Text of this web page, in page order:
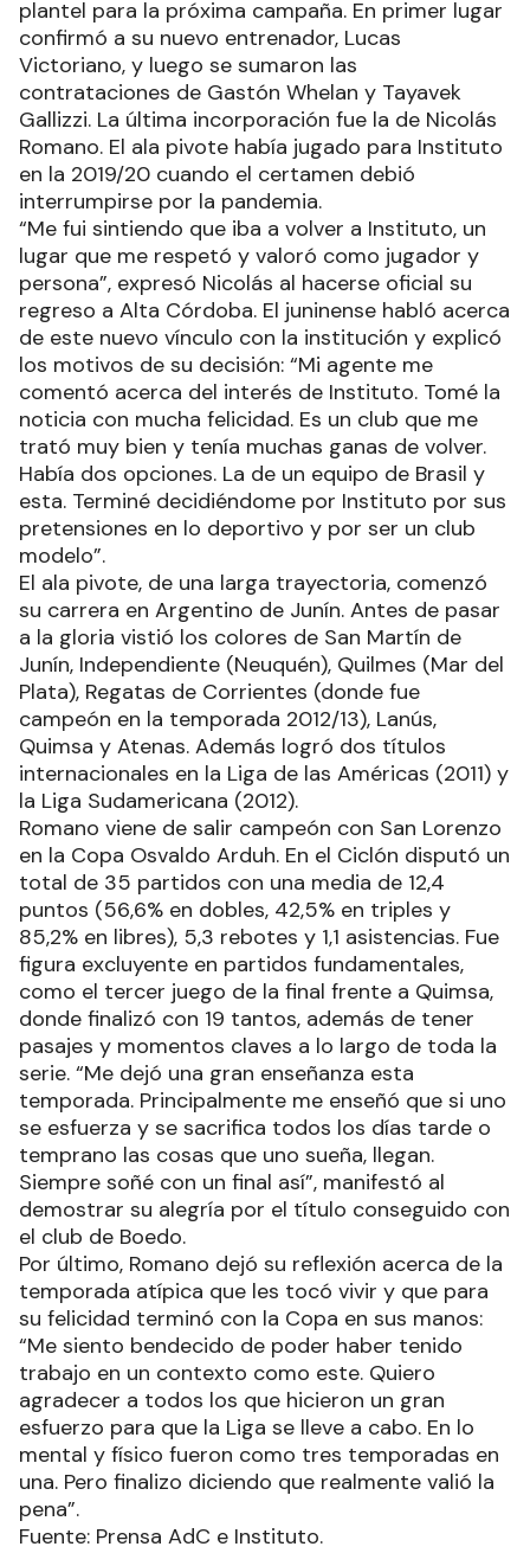
plantel para la próxima campaña. En primer lugar
confirmó a su nuevo entrenador, Lucas
Victoriano, y luego se sumaron las
contrataciones de Gastón Whelan y Tayavek
Gallizzi. La última incorporación fue la de Nicolás
Romano. El ala pivote había jugado para Instituto
en la 2019/20 cuando el certamen debió
interrumpirse por la pandemia.
“Me fui sintiendo que iba a volver a Instituto, un
lugar que me respetó y valoró como jugador y
persona”, expresó Nicolás al hacerse oficial su
regreso a Alta Córdoba. El juninense habló acerca
de este nuevo vínculo con la institución y explicó
los motivos de su decisión: “Mi agente me
comentó acerca del interés de Instituto. Tomé la
noticia con mucha felicidad. Es un club que me
trató muy bien y tenía muchas ganas de volver.
Había dos opciones. La de un equipo de Brasil y
esta. Terminé decidiéndome por Instituto por sus
pretensiones en lo deportivo y por ser un club
modelo”.
El ala pivote, de una larga trayectoria, comenzó
su carrera en Argentino de Junín. Antes de pasar
a la gloria vistió los colores de San Martín de
Junín, Independiente (Neuquén), Quilmes (Mar del
Plata), Regatas de Corrientes (donde fue
campeón en la temporada 2012/13), Lanús,
Quimsa y Atenas. Además logró dos títulos
internacionales en la Liga de las Américas (2011) y
la Liga Sudamericana (2012).
Romano viene de salir campeón con San Lorenzo
en la Copa Osvaldo Arduh. En el Ciclón disputó un
total de 35 partidos con una media de 12,4
puntos (56,6% en dobles, 42,5% en triples y
85,2% en libres), 5,3 rebotes y 1,1 asistencias. Fue
figura excluyente en partidos fundamentales,
como el tercer juego de la final frente a Quimsa,
donde finalizó con 19 tantos, además de tener
pasajes y momentos claves a lo largo de toda la
serie. “Me dejó una gran enseñanza esta
temporada. Principalmente me enseñó que si uno
se esfuerza y se sacrifica todos los días tarde o
temprano las cosas que uno sueña, llegan.
Siempre soñé con un final así”, manifestó al
demostrar su alegría por el título conseguido con
el club de Boedo.
Por último, Romano dejó su reflexión acerca de la
temporada atípica que les tocó vivir y que para
su felicidad terminó con la Copa en sus manos:
“Me siento bendecido de poder haber tenido
trabajo en un contexto como este. Quiero
agradecer a todos los que hicieron un gran
esfuerzo para que la Liga se lleve a cabo. En lo
mental y físico fueron como tres temporadas en
una. Pero finalizo diciendo que realmente valió la
pena”.
Fuente: Prensa AdC e Instituto.